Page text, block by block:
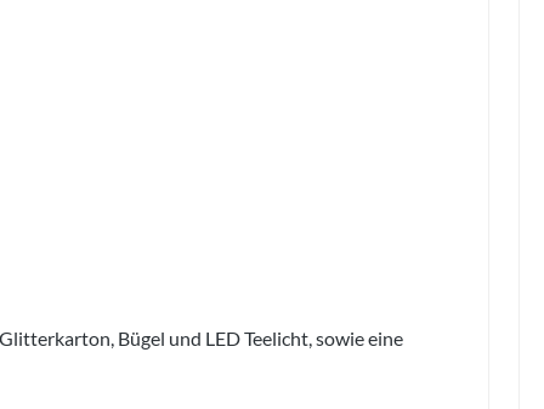
Bügel und LED Teelicht, sowie eine